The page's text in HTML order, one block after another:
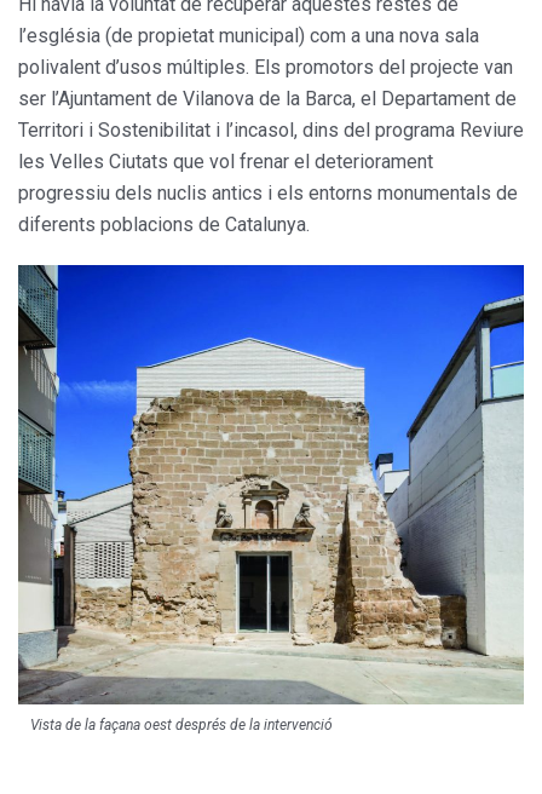
l’església (de propietat municipal) com a una nova sala
polivalent d’usos múltiples. Els promotors del projecte van
ser l’Ajuntament de Vilanova de la Barca, el Departament de
Territori i Sostenibilitat i l’incasol, dins del programa Reviure
les Velles Ciutats que vol frenar el deteriorament
progressiu dels nuclis antics i els entorns monumentals de
diferents poblacions de Catalunya.
Vista de la façana oest després de la intervenció